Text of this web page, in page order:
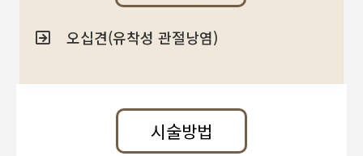
오십견(유착성 관절낭염)
시술방법